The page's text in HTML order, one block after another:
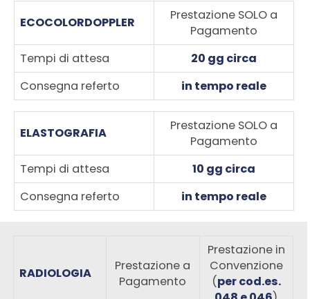
ECOCOLORDOPPLER
Prestazione SOLO a
Pagamento
Tempi di attesa
20 gg circa
Consegna referto
in tempo reale
ELASTOGRAFIA
Prestazione SOLO a
Pagamento
Tempi di attesa
10 gg circa
Consegna referto
in tempo reale
RADIOLOGIA
Prestazione a
Pagamento
Prestazione in
Convenzione
(per cod.es.